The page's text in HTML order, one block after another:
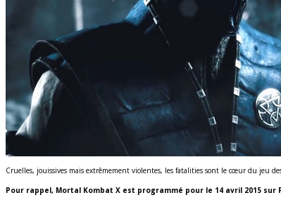
Cruelles, jouissives mais extrêmement violentes, les fatalities sont le cœur du jeu
Pour rappel, Mortal Kombat X est programmé pour le 14 avril 2015 sur